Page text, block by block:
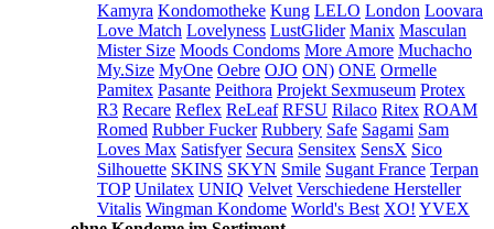
Kamyra Kondomotheke Kung LELO London Loovara
Love Match Lovelyness LustGlider Manix Masculan
Mister Size Moods Condoms More Amore Muchacho
My.Size MyOne Oebre OJO ON) ONE Ormelle
Pamitex Pasante Peithora Projekt Sexmuseum Protex
R3 Recare Reflex ReLeaf RFSU Rilaco Ritex ROAM
Romed Rubber Fucker Rubbery Safe Sagami Sam
Loves Max Satisfyer Secura Sensitex SensX Sico
Silhouette SKINS SKYN Smile Sugant France Terpan
TOP Unilatex UNIQ Velvet Verschiedene Hersteller
Vitalis Wingman Kondome World's Best XO! YVEX